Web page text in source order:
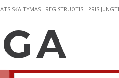
ATSISKAITYMAS REGISTRUOTIS PRISIJUNGTI